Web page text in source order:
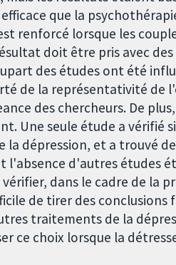
que la
renforcé lorsque les
doit être pris avec
des études ont été
de la représentativité de
des chercheurs. De
Une seule étude a vérifié
dépression, et a trouvé
d'autres études
dans le cadre de la
de tirer des conclusions
traitements de la
ce choix lorsque la